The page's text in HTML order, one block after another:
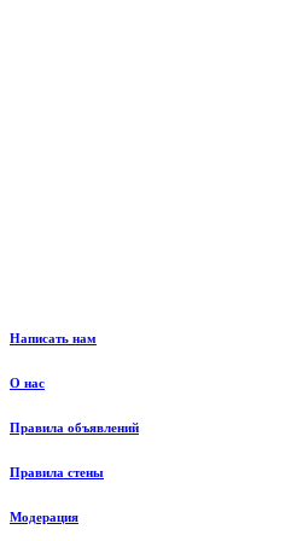
Написать нам
О нас
Правила объявлений
Правила стены
Модерация